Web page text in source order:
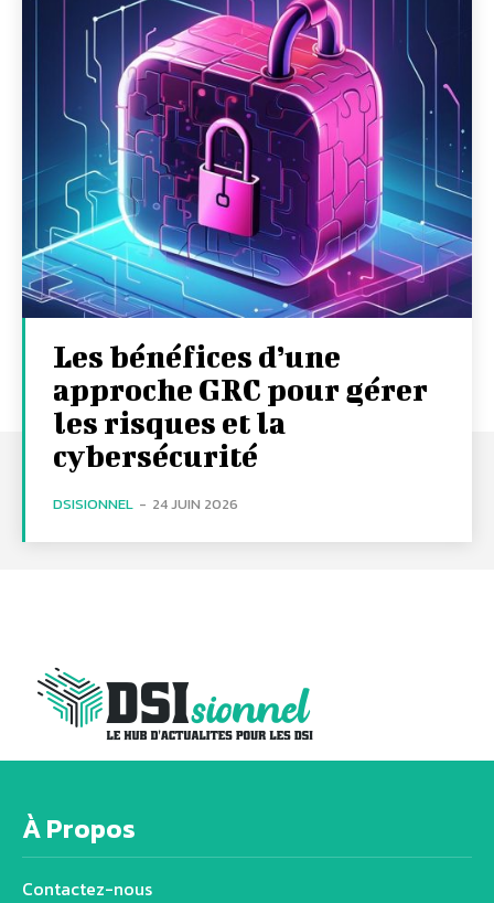
Les bénéfices d’une
approche GRC pour gérer
les risques et la
cybersécurité
DSISIONNEL - 24 JUIN 2026
À Propos
Contactez-nous